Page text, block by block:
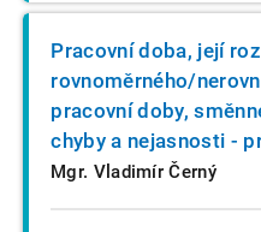
Pracovní doba, její
rovnoměrného/
pracovní doby,
chyby a nejasnosti -
Mgr. Vladimír Černý